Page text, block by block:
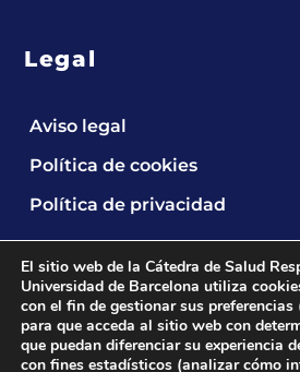
Legal
Aviso legal
Política de cookies
Política de privacidad
2024 © Cátedra UB de Salud
El sitio web de la Cátedra de Salud
Universidad de Barcelona utiliza
con el fin de gestionar sus
para que acceda al sitio web con
que puedan diferenciar su experiencia
con fines estadísticos (analizar cómo